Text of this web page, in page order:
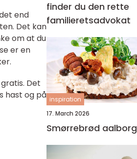
end
Det kan
om at du
er en
Det
hast og på
finder du den rette
familieretsadvokat
inspiration
17. March 2026
Smørrebrød aalborg